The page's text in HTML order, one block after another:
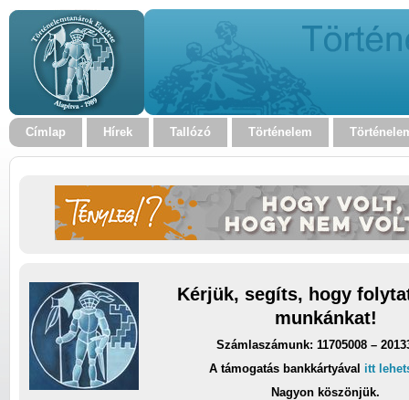
Címlap Hírek Tallózó Történelem
Kérjük, segíts, hogy
munkánkat!
Számlaszámunk: 11705008 –
A támogatás bankkártyával itt
Nagyon köszönjük.